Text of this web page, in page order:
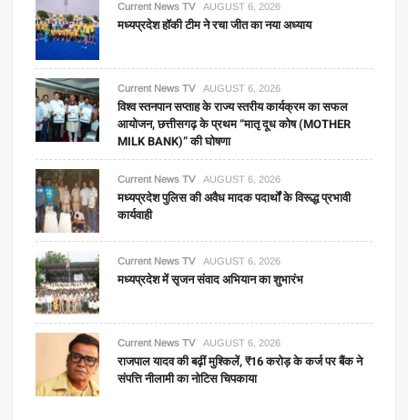
Current News TV AUGUST 6, 2026
मध्यप्रदेश हॉकी टीम ने रचा जीत का नया अध्याय
Current News TV AUGUST 6, 2026
विश्व स्तनपान सप्ताह के राज्य स्तरीय कार्यक्रम का सफल
आयोजन, छत्तीसगढ़ के प्रथम “मातृ दूध कोष (MOTHER
MILK BANK)” की घोषणा
Current News TV AUGUST 6, 2026
मध्यप्रदेश पुलिस की अवैध मादक पदार्थों के विरूद्ध प्रभावी
कार्यवाही
Current News TV AUGUST 6, 2026
मध्यप्रदेश में सृजन संवाद अभियान का शुभारंभ
Current News TV AUGUST 6, 2026
राजपाल यादव की बढ़ीं मुश्किलें, ₹16 करोड़ के कर्ज पर बैंक ने
संपत्ति नीलामी का नोटिस चिपकाया